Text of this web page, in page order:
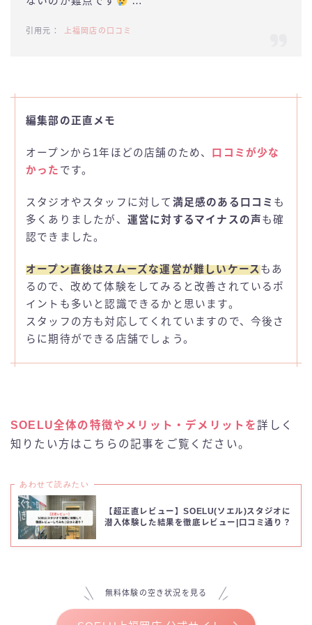
上福岡店の口コミ
編集部の正直メモ
オープンから1年ほどの店舗のため、
口コミが少な
かった です。
スタジオやスタッフに対して 満足感のある口コミ も
多くありましたが、 運営に対するマイナスの声も確
認できました。
オープン直後はスムーズな運営が難しいケース もあ
るので、改めて体験をしてみると改善されているポ
イントも多いと認識できるかと思います。
スタッフの方も対応してくれていますので、今後さ
らに期待ができる店舗でしょう。
SOELU全体の特徴やメリット・デメリットを詳しく
知りたい方はこちらの記事をご覧ください。
あわせて読みたい
【超正直レビュー】SOELU(ソエル)スタジオに
潜入体験した結果を徹底レビュー|口コミ通り？
無料体験の空き状況を見る